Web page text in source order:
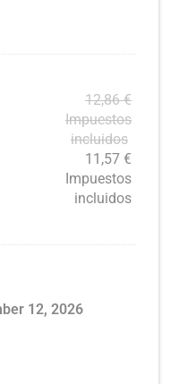
12,86€
Impuestos
incluidos
11,57 €
Impuestos
incluidos
12, 2026